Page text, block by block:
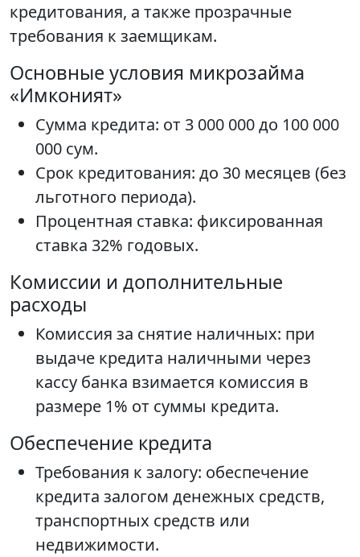
кредитования, а также прозрачные
требования к заемщикам.
Основные условия микрозайма
«Имконият»
Сумма кредита: от 3 000 000 до 100 000
000 сум.
Срок кредитования: до 30 месяцев (без
льготного периода).
Процентная ставка: фиксированная
ставка 32% годовых.
Комиссии и дополнительные
расходы
Комиссия за снятие наличных: при
выдаче кредита наличными через
кассу банка взимается комиссия в
размере 1% от суммы кредита.
Обеспечение кредита
Требования к залогу: обеспечение
кредита залогом денежных средств,
транспортных средств или
недвижимости.